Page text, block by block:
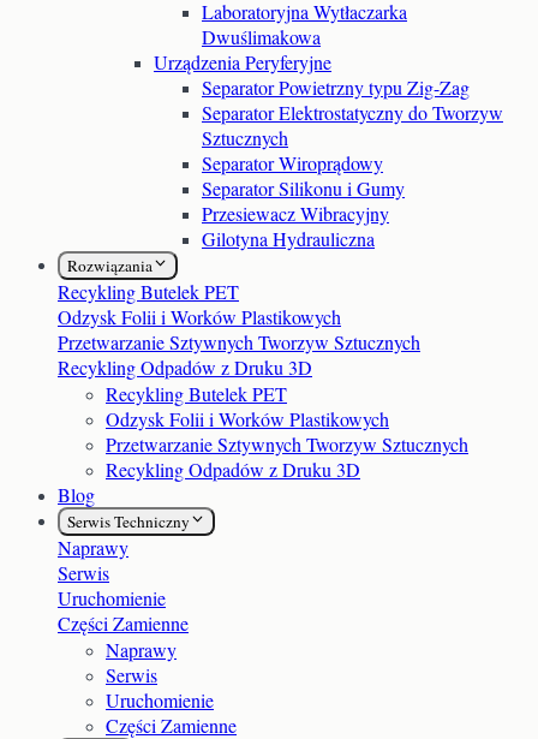
Laboratoryjna Wytłaczarka
Dwuślimakowa
Urządzenia Peryferyjne
Separator Powietrzny typu Zig-Zag
Separator Elektrostatyczny do Tworzyw
Sztucznych
Separator Wiroprądowy
Separator Silikonu i Gumy
Przesiewacz Wibracyjny
Gilotyna Hydrauliczna
Rozwiązania
Recykling Butelek PET
Odzysk Folii i Worków Plastikowych
Przetwarzanie Sztywnych Tworzyw Sztucznych
Recykling Odpadów z Druku 3D
Recykling Butelek PET
Odzysk Folii i Worków Plastikowych
Przetwarzanie Sztywnych Tworzyw Sztucznych
Recykling Odpadów z Druku 3D
Blog
Serwis Techniczny
Naprawy
Serwis
Uruchomienie
Części Zamienne
Naprawy
Serwis
Uruchomienie
Części Zamienne